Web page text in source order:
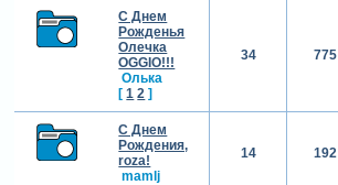
С Днем
Рожденья
Олечка
OGGIO!!!
Олька
[ 1 2 ]
34 775
С Днем
Рождения,
roza!
mamlj
14 192